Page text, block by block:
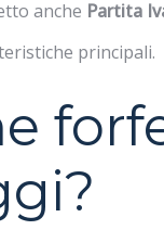
anche Partita
principali.